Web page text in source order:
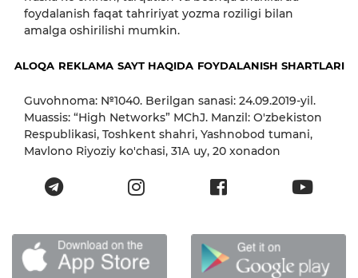
foydalanish faqat tahririyat yozma roziligi bilan
amalga oshirilishi mumkin.
ALOQA REKLAMA SAYT HAQIDA FOYDALANISH SHARTLARI
Guvohnoma: №1040. Berilgan sanasi: 24.09.2019-yil.
Muassis: “High Networks” MChJ. Manzil: O'zbekiston
Respublikasi, Toshkent shahri, Yashnobod tumani,
Mavlono Riyoziy ko'chasi, 31А uy, 20 xonadon